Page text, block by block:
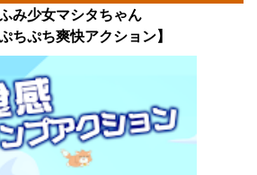
み少女マシタちゃん
ちぷち爽快アクション】